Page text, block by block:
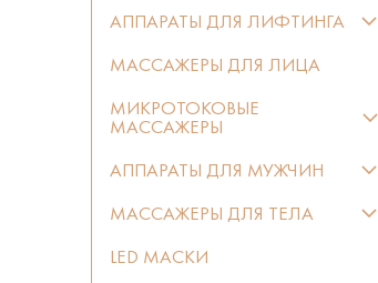
АППАРАТЫ ДЛЯ ЛИФТИНГА
МАССАЖЕРЫ ДЛЯ ЛИЦА
МИКРОТОКОВЫЕ
МАССАЖЕРЫ
АППАРАТЫ ДЛЯ МУЖЧИН
МАССАЖЕРЫ ДЛЯ ТЕЛА
LED МАСКИ